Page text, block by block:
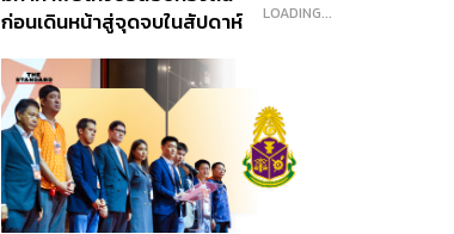
ก่อนเดินหน้าสู่จุดจบในสัปดาห์
LOADING...